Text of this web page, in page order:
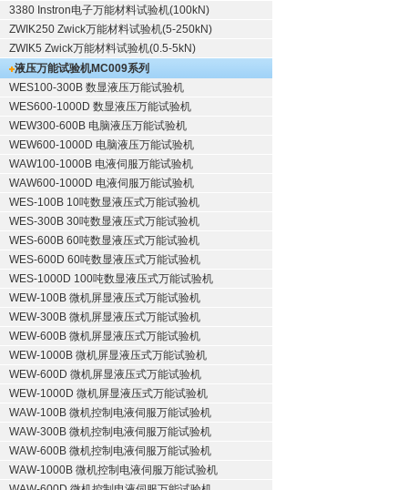
3380 Instron电子万能材料试验机(100kN)
ZWIK250 Zwick万能材料试验机(5-250kN)
ZWIK5 Zwick万能材料试验机(0.5-5kN)
液压万能试验机MC009系列
WES100-300B 数显液压万能试验机
WES600-1000D 数显液压万能试验机
WEW300-600B 电脑液压万能试验机
WEW600-1000D 电脑液压万能试验机
WAW100-1000B 电液伺服万能试验机
WAW600-1000D 电液伺服万能试验机
WES-100B 10吨数显液压式万能试验机
WES-300B 30吨数显液压式万能试验机
WES-600B 60吨数显液压式万能试验机
WES-600D 60吨数显液压式万能试验机
WES-1000D 100吨数显液压式万能试验机
WEW-100B 微机屏显液压式万能试验机
WEW-300B 微机屏显液压式万能试验机
WEW-600B 微机屏显液压式万能试验机
WEW-1000B 微机屏显液压式万能试验机
WEW-600D 微机屏显液压式万能试验机
WEW-1000D 微机屏显液压式万能试验机
WAW-100B 微机控制电液伺服万能试验机
WAW-300B 微机控制电液伺服万能试验机
WAW-600B 微机控制电液伺服万能试验机
WAW-1000B 微机控制电液伺服万能试验机